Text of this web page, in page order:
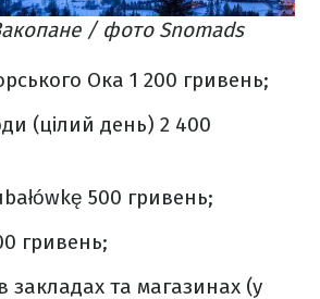
/ фото Snomads
Ока 1 200 гривень;
(цілий день) 2 400
500 гривень;
гривень;
закладах та магазинах (у